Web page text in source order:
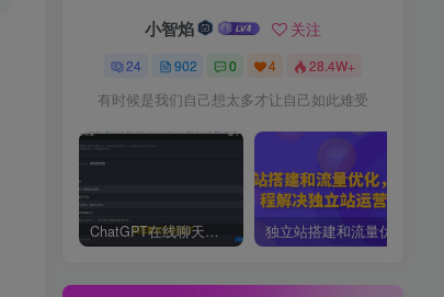
小智焰 关注
24 902 0 4 28.4W+
有时候是我们自己想太多才让自己如此难受
ChatGPT在线聊天网页源码-PHP源码版-支持图片功能，支持连续对话等【源码+视频教程】